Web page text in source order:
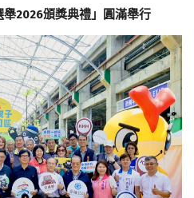
2026頒獎典禮」圓滿舉行